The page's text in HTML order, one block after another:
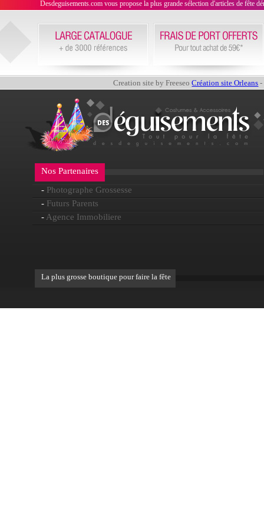
Desdeguisements.com vous propose la plus grande sélection d'articles de fête
Creation site by FreeseoCréation site Orleans -
Nos Partenaires
- Photographe Grossesse
- Futurs Parents
- Agence Immobiliere
La plus grosse boutique pour faire la fête